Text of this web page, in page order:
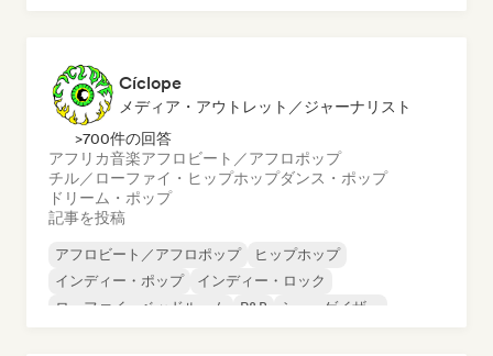
Cíclope
メディア・アウトレット／ジャーナリスト
>700件の回答
アフリカ音楽アフロビート／アフロポップ
チル／ローファイ・ヒップホップダンス・ポップ
ドリーム・ポップ
記事を投稿
アフロビート／アフロポップ
ヒップホップ
インディー・ポップ
インディー・ロック
ローファイ・ベッドルーム
R&B
シューゲイザー